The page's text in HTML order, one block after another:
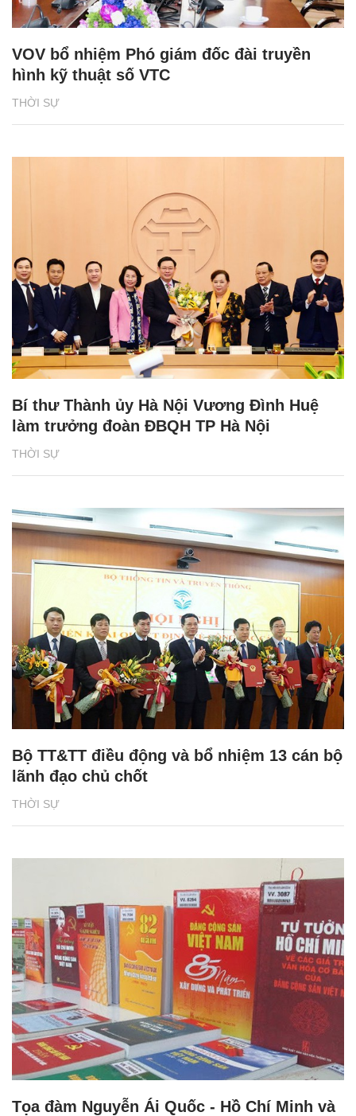
THỜI SỰ
VOV bổ nhiệm Phó giám đốc đài truyền
hình kỹ thuật số VTC
THỜI SỰ
Bí thư Thành ủy Hà Nội Vương Đình Huệ
làm trưởng đoàn ĐBQH TP Hà Nội
THỜI SỰ
Bộ TT&TT điều động và bổ nhiệm 13 cán bộ
lãnh đạo chủ chốt
Tọa đàm Nguyễn Ái Quốc - Hồ Chí Minh và